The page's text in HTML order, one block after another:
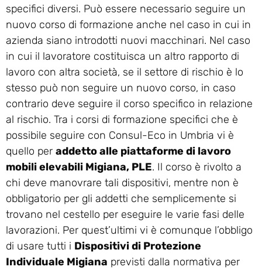
specifici diversi. Può essere necessario seguire un
nuovo corso di formazione anche nel caso in cui in
azienda siano introdotti nuovi macchinari. Nel caso
in cui il lavoratore costituisca un altro rapporto di
lavoro con altra società, se il settore di rischio è lo
stesso può non seguire un nuovo corso, in caso
contrario deve seguire il corso specifico in relazione
al rischio. Tra i corsi di formazione specifici che è
possibile seguire con Consul-Eco in Umbria vi è
quello per addetto alle piattaforme di lavoro
mobili elevabili Migiana, PLE. Il corso è rivolto a
chi deve manovrare tali dispositivi, mentre non è
obbligatorio per gli addetti che semplicemente si
trovano nel cestello per eseguire le varie fasi delle
lavorazioni. Per quest’ultimi vi è comunque l’obbligo
di usare tutti i Dispositivi di Protezione
Individuale Migiana previsti dalla normativa per